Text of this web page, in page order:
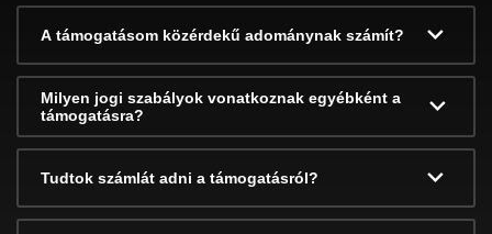
A támogatásom közérdekű adománynak számít?
Milyen jogi szabályok vonatkoznak egyébként a
támogatásra?
Tudtok számlát adni a támogatásról?